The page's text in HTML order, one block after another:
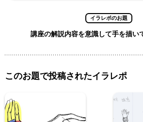
イラレポのお題
講座の解説内容を意識して手を描い
このお題で投稿されたイラレポ